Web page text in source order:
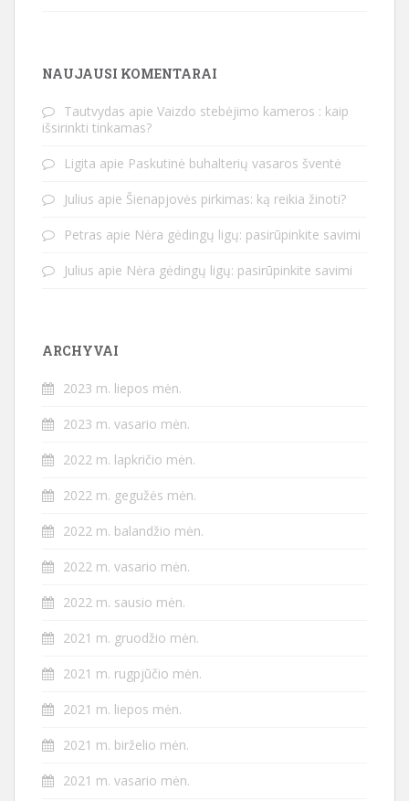
NAUJAUSI KOMENTARAI
Tautvydas apie Vaizdo stebėjimo kameros : kaip
išsirinkti tinkamas?
Ligita apie Paskutinė buhalterių vasaros šventė
Julius apie Šienapjovės pirkimas: ką reikia žinoti?
Petras apie Nėra gėdingų ligų: pasirūpinkite savimi
Julius apie Nėra gėdingų ligų: pasirūpinkite savimi
ARCHYVAI
2023 m. liepos mėn.
2023 m. vasario mėn.
2022 m. lapkričio mėn.
2022 m. gegužės mėn.
2022 m. balandžio mėn.
2022 m. vasario mėn.
2022 m. sausio mėn.
2021 m. gruodžio mėn.
2021 m. rugpjūčio mėn.
2021 m. liepos mėn.
2021 m. birželio mėn.
2021 m. vasario mėn.